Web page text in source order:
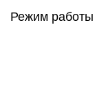
Режим работы